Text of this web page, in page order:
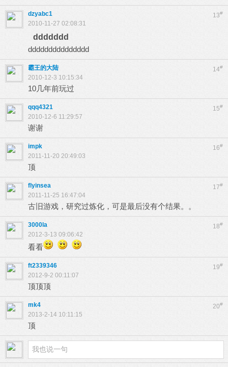
13#
dzyabc1
2010-11-27 02:08:31
ddddddd
ddddddddddddddd
14#
霸王的大陆
2010-12-3 10:15:34
10几年前玩过
15#
qqq4321
2010-12-6 11:29:57
谢谢
16#
impk
2011-11-20 20:49:03
顶
17#
flyinsea
2011-11-25 16:47:04
古旧游戏，研究过炼化，可是最后没有个结果。。
18#
3000la
2012-3-13 09:06:42
看看
19#
ft2339346
2012-9-2 00:11:07
顶顶顶
20#
mk4
2013-2-14 10:11:15
顶